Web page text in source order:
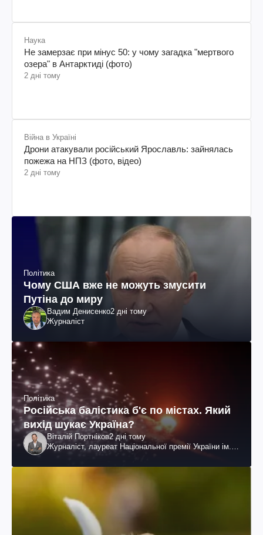
Наука
Не замерзає при мінус 50: у чому загадка "мертвого
озера" в Антарктиді (фото)
2 дні тому
Війна в Україні
Дрони атакували російський Ярославль: зайнялась
пожежа на НПЗ (фото, відео)
2 дні тому
Політика
Чому США вже не можуть змусити
Путіна до миру
Вадим Денисенко2 дні тому
Журналіст
Політика
Російська балістика б'є по містах. Який
вихід шукає Україна?
Віталій Портніков2 дні тому
Журналіст, лауреат Національної премії України ім.